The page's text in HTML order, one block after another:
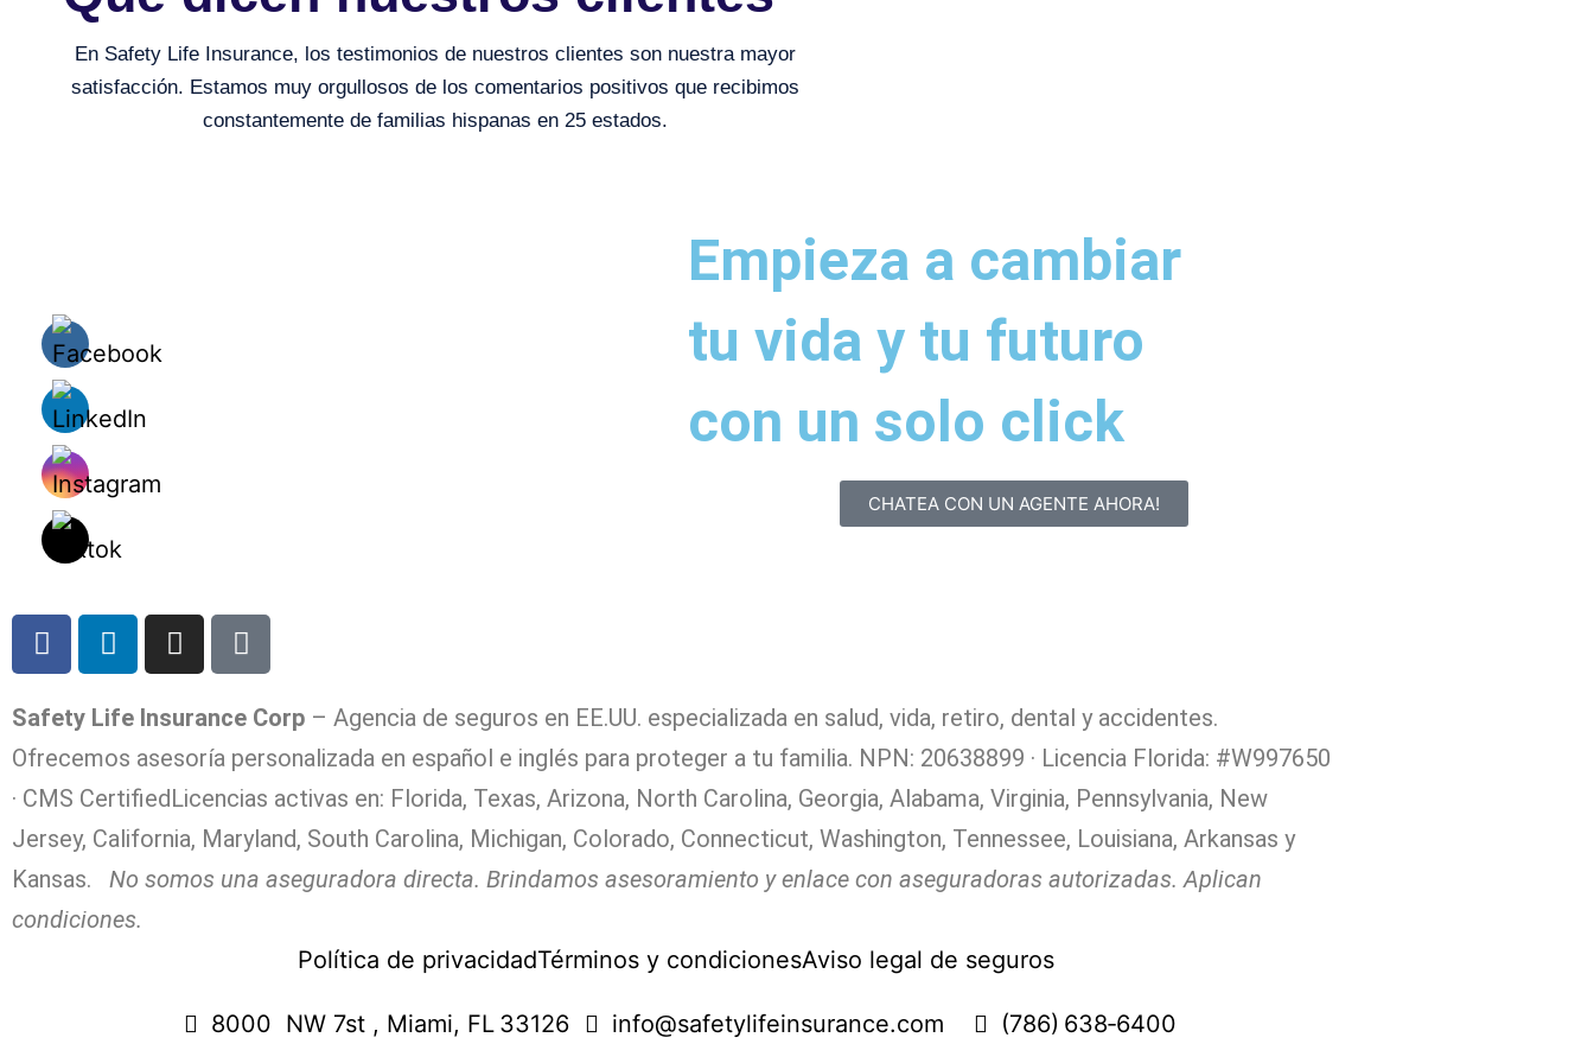
En Safety Life Insurance, los testimonios de nuestros clientes son nuestra mayor
satisfacción. Estamos muy orgullosos de los comentarios positivos que recibimos
constantemente de familias hispanas en 25 estados.
Empieza a cambiar
tu vida y tu futuro
con un solo click
CHATEA CON UN AGENTE AHORA!
Safety Life Insurance Corp – Agencia de seguros en EE.UU. especializada en salud, vida, retiro, dental y accidentes.
Ofrecemos asesoría personalizada en español e inglés para proteger a tu familia. NPN: 20638899 · Licencia Florida: #W997650
· CMS CertifiedLicencias activas en: Florida, Texas, Arizona, North Carolina, Georgia, Alabama, Virginia, Pennsylvania, New
Jersey, California, Maryland, South Carolina, Michigan, Colorado, Connecticut, Washington, Tennessee, Louisiana, Arkansas y
Kansas. No somos una aseguradora directa. Brindamos asesoramiento y enlace con aseguradoras autorizadas. Aplican
condiciones.
Política de privacidadTérminos y condicionesAviso legal de seguros
8000 NW 7st , Miami, FL 33126 info@safetylifeinsurance.com (786) 638‑6400